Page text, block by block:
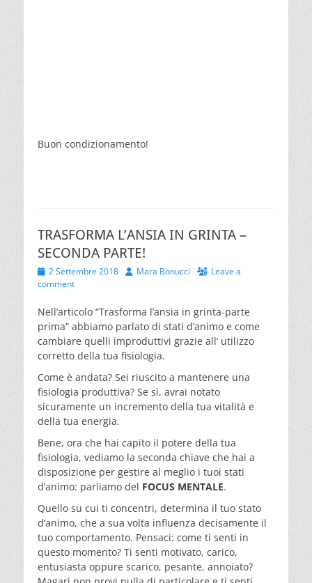
Buon condizionamento!
TRASFORMA L’ANSIA IN GRINTA –
SECONDA PARTE!
Posted
on
2 Settembre 2018 AuthorMara Bonucci
Leave a
comment
Nell’articolo “Trasforma l’ansia in grinta-parte
prima” abbiamo parlato di stati d’animo e come
cambiare quelli improduttivi grazie all’ utilizzo
corretto della tua fisiologia.
Come è andata? Sei riuscito a mantenere una
fisiologia produttiva? Se sì, avrai notato
sicuramente un incremento della tua vitalità e
della tua energia.
Bene, ora che hai capito il potere della tua
fisiologia, vediamo la seconda chiave che hai a
disposizione per gestire al meglio i tuoi stati
d’animo: parliamo del FOCUS MENTALE.
Quello su cui ti concentri, determina il tuo stato
d’animo, che a sua volta influenza decisamente il
tuo comportamento. Pensaci: come ti senti in
questo momento? Ti senti motivato, carico,
entusiasta oppure scarico, pesante, annoiato?